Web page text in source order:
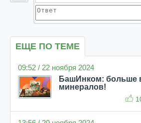
ЕЩЕ ПО ТЕМЕ
09:52 / 22 ноября 2024
БашИнком: больше
минералов!